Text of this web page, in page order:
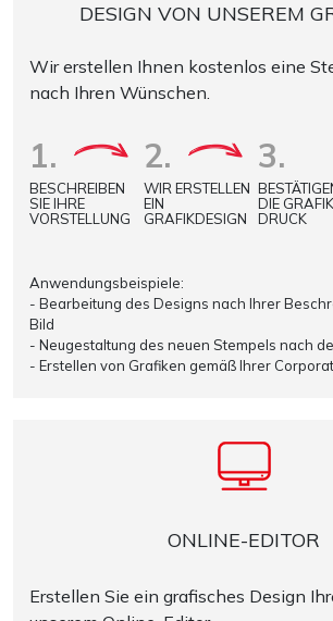
DESIGN VON UNSEREM
Wir erstellen Ihnen kostenlos eine
nach Ihren Wünschen.
1.
BESCHREIBEN
SIE IHRE
VORSTELLUNG
2.
WIR ERSTELLEN
EIN
GRAFIKDESIGN
3.
DIE
DRUCK
Anwendungsbeispiele:
- Bearbeitung des Designs nach Ihrer
Bild
- Neugestaltung des neuen Stempels nach
- Erstellen von Grafiken gemäß Ihrer
ONLINE-EDITOR
Erstellen Sie ein grafisches Design